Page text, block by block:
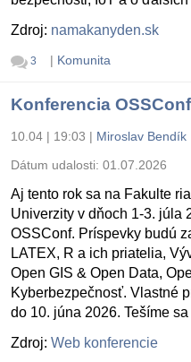
Zdroj: namakanyden.sk
3 | Komunita
Konferencia
10.04 | 19:03 | Miroslav Bendík
Dátum udalosti: 01.07.2026
Aj tento rok sa na Fakulte
Univerzity v dňoch 1-3. júla
OSSConf. Príspevky budú
LATEX, R a ich priatelia,
Open GIS & Open Data,
Kyberbezpečnosť. Vlastné
do 10. júna 2026. Tešíme
Zdroj: Web konferencie